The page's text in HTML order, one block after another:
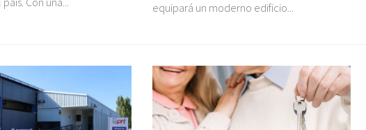
equipará un moderno edificio...